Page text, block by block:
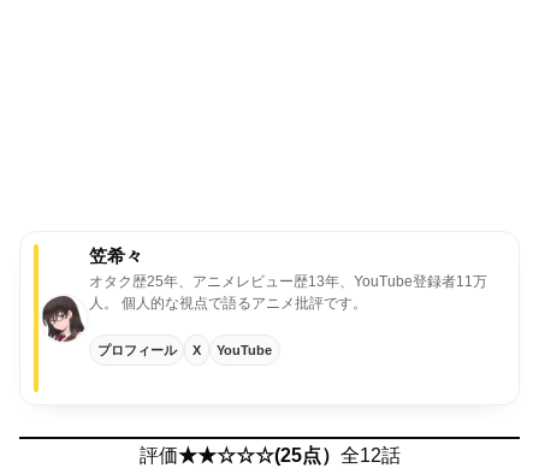
笠希々
オタク歴25年、アニメレビュー歴13年、YouTube登録者11万
人。
個人的な視点で語るアニメ批評です。
プロフィール X YouTube
評価★★☆☆☆(25点） 全12話